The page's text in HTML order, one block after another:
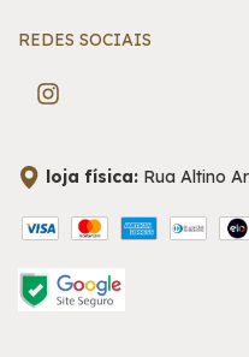
REDES SOCIAIS
loja física: Rua Altino